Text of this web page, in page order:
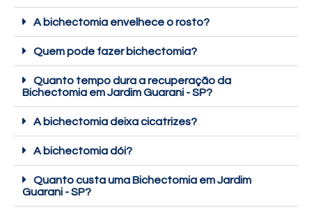
A bichectomia envelhece o rosto?
Quem pode fazer bichectomia?
Quanto tempo dura a recuperação da
Bichectomia em Jardim Guarani - SP?
A bichectomia deixa cicatrizes?
A bichectomia dói?
Quanto custa uma Bichectomia em Jardim
Guarani - SP?